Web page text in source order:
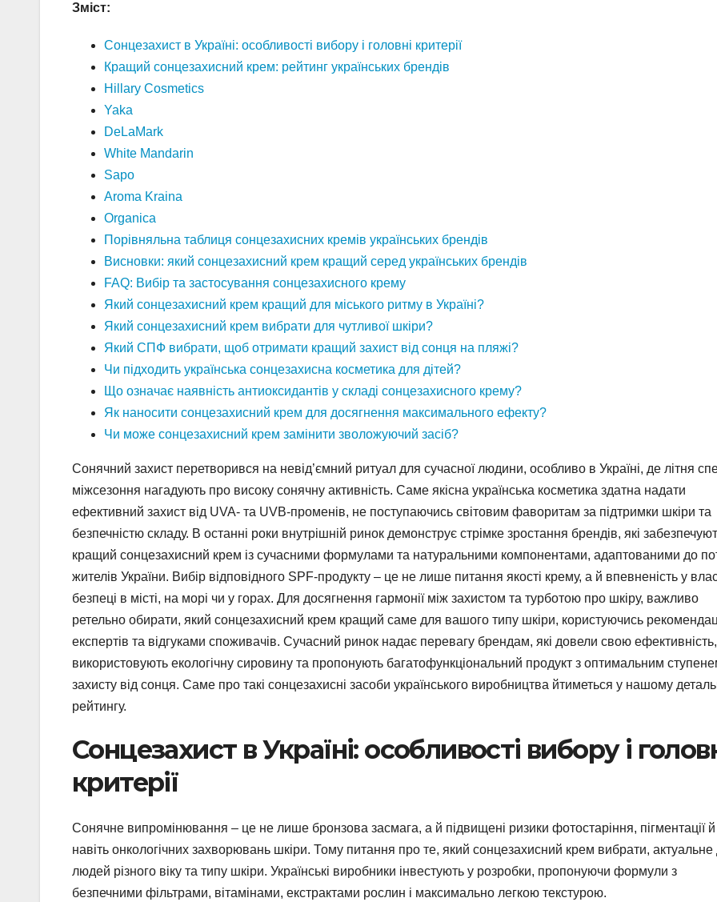
Зміст:
Сонцезахист в Україні: особливості вибору і головні критерії
Кращий сонцезахисний крем: рейтинг українських брендів
Hillary Cosmetics
Yaka
DeLaMark
White Mandarin
Sapo
Aroma Kraina
Organica
Порівняльна таблиця сонцезахисних кремів українських брендів
Висновки: який сонцезахисний крем кращий серед українських брендів
FAQ: Вибір та застосування сонцезахисного крему
Який сонцезахисний крем кращий для міського ритму в Україні?
Який сонцезахисний крем вибрати для чутливої шкіри?
Який СПФ вибрати, щоб отримати кращий захист від сонця на пляжі?
Чи підходить українська сонцезахисна косметика для дітей?
Що означає наявність антиоксидантів у складі сонцезахисного крему?
Як наносити сонцезахисний крем для досягнення максимального ефекту?
Чи може сонцезахисний крем замінити зволожуючий засіб?
Сонячний захист перетворився на невід’ємний ритуал для сучасної людини, особливо в Україні, де літня
міжсезоння нагадують про високу сонячну активність. Саме якісна українська косметика здатна надати
ефективний захист від UVA- та UVB-променів, не поступаючись світовим фаворитам за підтримки шкіри та
безпечністю складу. В останні роки внутрішній ринок демонструє стрімке зростання брендів, які
кращий сонцезахисний крем із сучасними формулами та натуральними компонентами, адаптованими до
жителів України. Вибір відповідного SPF-продукту – це не лише питання якості крему, а й впевненість у
безпеці в місті, на морі чи у горах. Для досягнення гармонії між захистом та турботою про шкіру, важливо
ретельно обирати, який сонцезахисний крем кращий саме для вашого типу шкіри, користуючись
експертів та відгуками споживачів. Сучасний ринок надає перевагу брендам, які довели свою ефективність,
використовують екологічну сировину та пропонують багатофункціональний продукт з оптимальним
захисту від сонця. Саме про такі сонцезахисні засоби українського виробництва йтиметься у нашому
рейтингу.
Сонцезахист в Україні: особливості вибору і
критерії
Сонячне випромінювання – це не лише бронзова засмага, а й підвищені ризики фотостаріння, пігментації й
навіть онкологічних захворювань шкіри. Тому питання про те, який сонцезахисний крем вибрати, актуальне
людей різного віку та типу шкіри. Українські виробники інвестують у розробки, пропонуючи формули з
безпечними фільтрами, вітамінами, екстрактами рослин і максимально легкою текстурою.